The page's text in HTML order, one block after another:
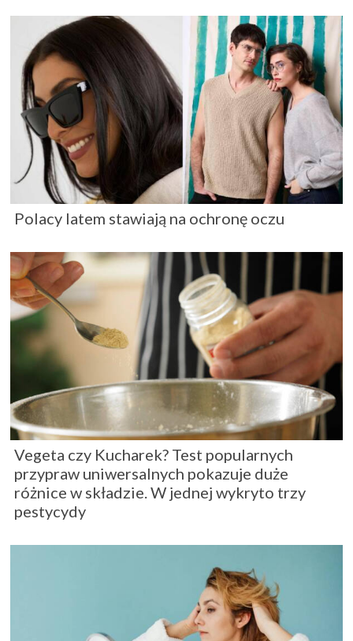
Polacy latem stawiają na ochronę oczu
Vegeta czy Kucharek? Test popularnych
przypraw uniwersalnych pokazuje duże
różnice w składzie. W jednej wykryto trzy
pestycydy